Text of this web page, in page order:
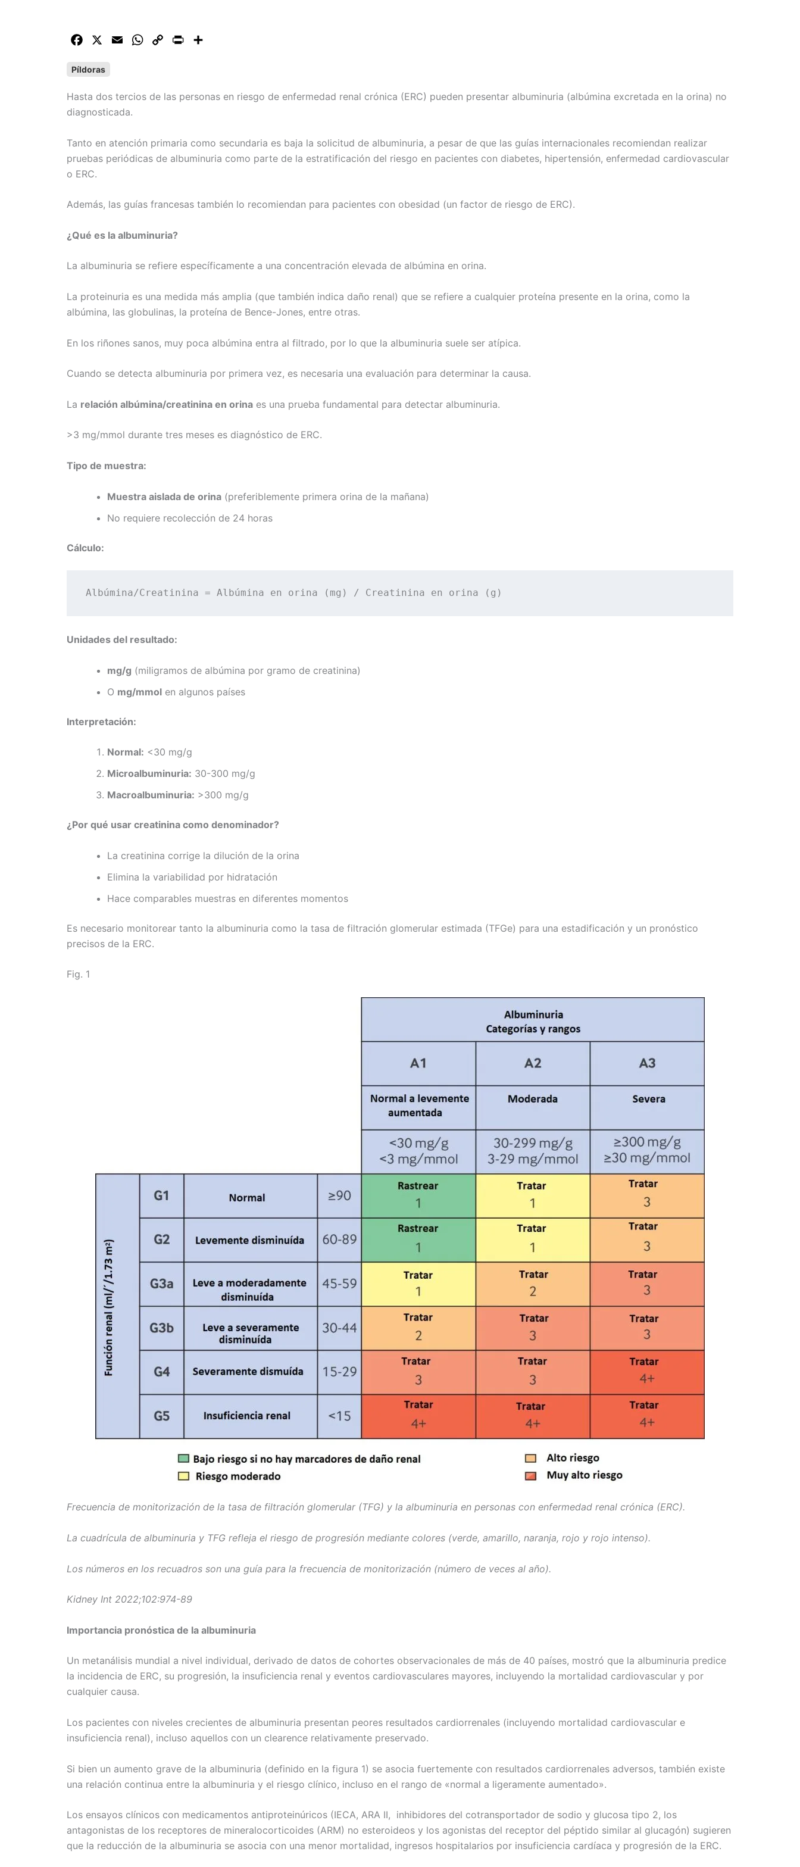
c
b
o
k
l
W
s
p
L
k
t
a
i
r
Píldoras
Hasta dos tercios de las personas en riesgo de enfermedad renal crónica (ERC) pueden presentar albuminuria (albúmina excretada en la orina) no
diagnosticada.
Tanto en atención primaria como secundaria es baja la solicitud de albuminuria, a pesar de que las guías internacionales recomiendan realizar
pruebas periódicas de albuminuria como parte de la estratificación del riesgo en pacientes con diabetes, hipertensión, enfermedad cardiovascular
o ERC.
Además, las guías francesas también lo recomiendan para pacientes con obesidad (un factor de riesgo de ERC).
¿Qué es la albuminuria?
La albuminuria se refiere específicamente a una concentración elevada de albúmina en orina.
La proteinuria es una medida más amplia (que también indica daño renal) que se refiere a cualquier proteína presente en la orina, como la
albúmina, las globulinas, la proteína de Bence-Jones, entre otras.
En los riñones sanos, muy poca albúmina entra al filtrado, por lo que la albuminuria suele ser atípica.
Cuando se detecta albuminuria por primera vez, es necesaria una evaluación para determinar la causa.
La relación albúmina/creatinina en orina es una prueba fundamental para detectar albuminuria.
>3 mg/mmol durante tres meses es diagnóstico de ERC.
Tipo de muestra:
Muestra aislada de orina (preferiblemente primera orina de la mañana)
No requiere recolección de 24 horas
Cálculo:
Albúmina/Creatinina = Albúmina en orina (mg) / Creatinina en orina (g)
Unidades del resultado:
mg/g (miligramos de albúmina por gramo de creatinina)
O mg/mmol en algunos países
Interpretación:
Normal: <30 mg/g
Microalbuminuria: 30-300 mg/g
Macroalbuminuria: >300 mg/g
¿Por qué usar creatinina como denominador?
La creatinina corrige la dilución de la orina
Elimina la variabilidad por hidratación
Hace comparables muestras en diferentes momentos
Es necesario monitorear tanto la albuminuria como la tasa de filtración glomerular estimada (TFGe) para una estadificación y un pronóstico
precisos de la ERC.
Fig. 1
Frecuencia de monitorización de la tasa de filtración glomerular (TFG) y la albuminuria en personas con enfermedad renal crónica (ERC).
La cuadrícula de albuminuria y TFG refleja el riesgo de progresión mediante colores (verde, amarillo, naranja, rojo y rojo intenso).
Los números en los recuadros son una guía para la frecuencia de monitorización (número de veces al año).
Kidney Int 2022;102:974-89
Importancia pronóstica de la albuminuria
Un metanálisis mundial a nivel individual, derivado de datos de cohortes observacionales de más de 40 países, mostró que la albuminuria predice
la incidencia de ERC, su progresión, la insuficiencia renal y eventos cardiovasculares mayores, incluyendo la mortalidad cardiovascular y por
cualquier causa.
Los pacientes con niveles crecientes de albuminuria presentan peores resultados cardiorrenales (incluyendo mortalidad cardiovascular e
insuficiencia renal), incluso aquellos con un clearence relativamente preservado.
Si bien un aumento grave de la albuminuria (definido en la figura 1) se asocia fuertemente con resultados cardiorrenales adversos, también existe
una relación continua entre la albuminuria y el riesgo clínico, incluso en el rango de «normal a ligeramente aumentado».
Los ensayos clínicos con medicamentos antiproteinúricos (IECA, ARA II, inhibidores del cotransportador de sodio y glucosa tipo 2, los
antagonistas de los receptores de mineralocorticoides (ARM) no esteroideos y los agonistas del receptor del péptido similar al glucagón) sugieren
que la reducción de la albuminuria se asocia con una menor mortalidad, ingresos hospitalarios por insuficiencia cardíaca y progresión de la ERC.